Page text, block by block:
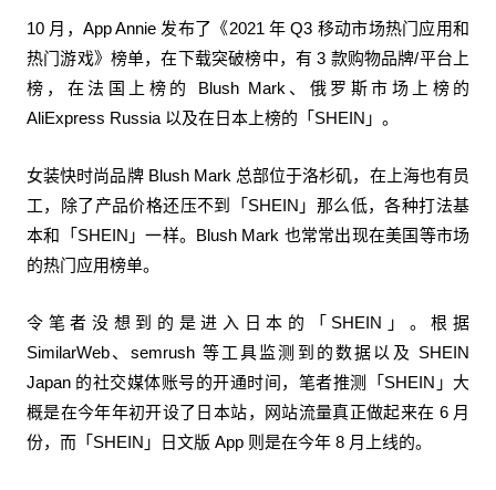
10 月，App Annie 发布了《2021 年 Q3 移动市场热门应用和
热门游戏》榜单，在下载突破榜中，有 3 款购物品牌/平台上
榜，在法国上榜的 Blush Mark、俄罗斯市场上榜的
AliExpress Russia 以及在日本上榜的「SHEIN」。
女装快时尚品牌 Blush Mark 总部位于洛杉矶，在上海也有员
工，除了产品价格还压不到「SHEIN」那么低，各种打法基
本和「SHEIN」一样。Blush Mark 也常常出现在美国等市场
的热门应用榜单。
令笔者没想到的是进入日本的「SHEIN」。根据
SimilarWeb、semrush 等工具监测到的数据以及 SHEIN
Japan 的社交媒体账号的开通时间，笔者推测「SHEIN」大
概是在今年年初开设了日本站，网站流量真正做起来在 6 月
份，而「SHEIN」日文版 App 则是在今年 8 月上线的。